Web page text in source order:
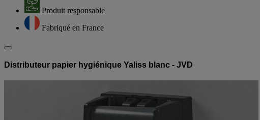
Produit responsable
Fabriqué en France
Distributeur papier hygiénique Yaliss blanc - JVD